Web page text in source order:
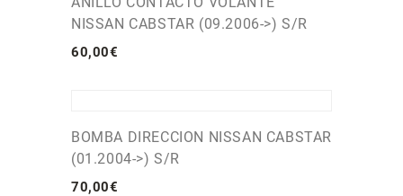
NISSAN CABSTAR (09.2006->) S/R
60,00€
BOMBA DIRECCION NISSAN CABSTAR
(01.2004->) S/R
70,00€